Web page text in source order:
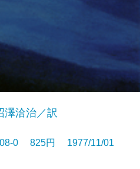
澤洽治／訳
0 825円 1977/11/01